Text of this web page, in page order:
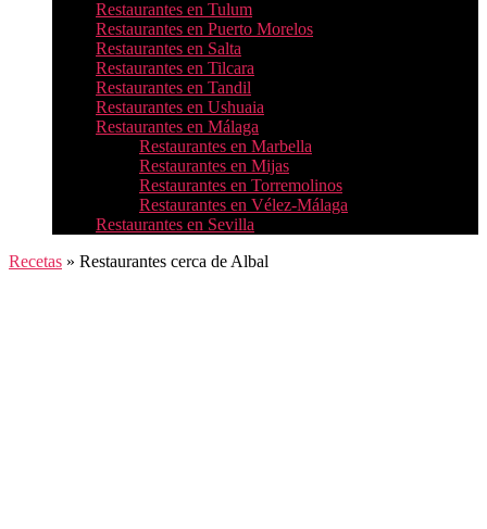
Restaurantes en Tulum
Restaurantes en Puerto Morelos
Restaurantes en Salta
Restaurantes en Tilcara
Restaurantes en Tandil
Restaurantes en Ushuaia
Restaurantes en Málaga
Restaurantes en Marbella
Restaurantes en Mijas
Restaurantes en Torremolinos
Restaurantes en Vélez-Málaga
Restaurantes en Sevilla
Recetas » Restaurantes cerca de Albal